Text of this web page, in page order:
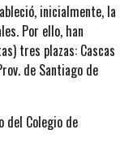
inicialmente, la
Por ello, han
tres plazas: Cascas
de Santiago de
del Colegio de